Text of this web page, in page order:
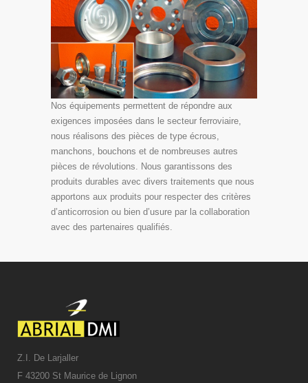
Nos équipements permettent de répondre aux
exigences imposées dans le secteur ferroviaire,
nous réalisons des pièces de type écrous,
manchons, bouchons et de nombreuses autres
pièces de révolutions. Nous garantissons des
produits durables avec divers traitements que nous
apportons aux produits pour respecter des critères
d’anticorrosion ou bien d’usure par la collaboration
avec des partenaires qualifiés.
Z.I. De Larjaller
F 43200 St Maurice de Lignon